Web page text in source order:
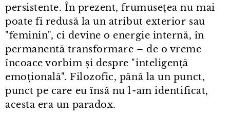
persistente. În prezent, frumusețea nu mai
poate fi redusă la un atribut exterior sau
"feminin", ci devine o energie internă, în
permanentă transformare – de o vreme
încoace vorbim și despre "inteligență
emoțională". Filozofic, până la un punct,
punct pe care eu însă nu l⁠-⁠am identificat,
acesta era un paradox.